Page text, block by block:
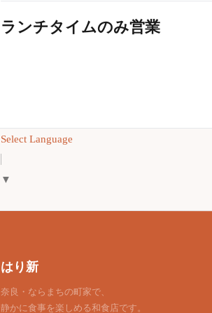
ランチタイムのみ営業
Select Language
▼
はり新
奈良・ならまちの町家で、
静かに食事を楽しめる和食店です。